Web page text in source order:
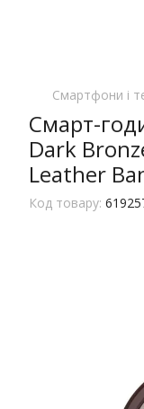
Смартфони і
Смарт-
Dark
Leather
Код товару: